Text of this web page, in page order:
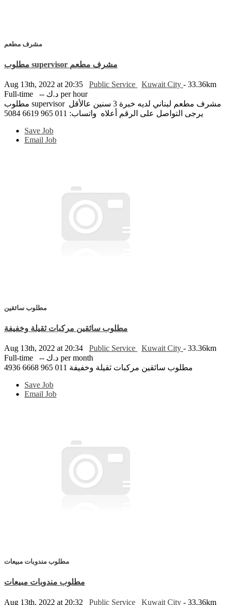
مشرف مطعم
مطلوب supervisor مشرف مطعم
Aug 13th, 2022 at 20:35 Public Service Kuwait City - 33.36km
Full-time
-- د.ك per hour
مطلوب supervisor مشرف مطعم لبناني لديه خبرة 3 سنين عالأقل
Save Job
Email Job
مطلوب سائقين
مطلوب سائقين مركبات ثقيلة وخفيفة
Aug 13th, 2022 at 20:34 Public Service Kuwait City - 33.36km
Full-time
-- د.ك per month
Save Job
Email Job
مطلوب مندوبات مبيعات
مطلوب مندوبات مبيعات
Aug 13th, 2022 at 20:32 Public Service Kuwait City - 33.36km